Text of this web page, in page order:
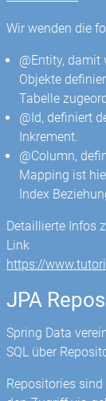
Wir wenden die
@Entity, damit
Objekte
Tabelle
@Id, definiert
Inkrement.
@Column,
Mapping ist
Index
Detaillierte Infos
Link
https://
JPA
Spring Data
SQL über
Repositories